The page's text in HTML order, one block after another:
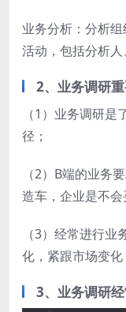
业务分析：分析
活动，包括分析人
2、业务调研
（1）业务调研
径；
（2）B端的业务
造车，企业是不会
（3）经常进行
化，紧跟市场变化
3、业务调研